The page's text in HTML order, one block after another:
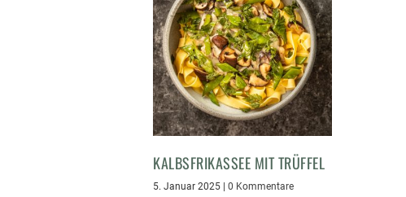
KALBSFRIKASSEE MIT TRÜFFEL
5. Januar 2025 |0 Kommentare